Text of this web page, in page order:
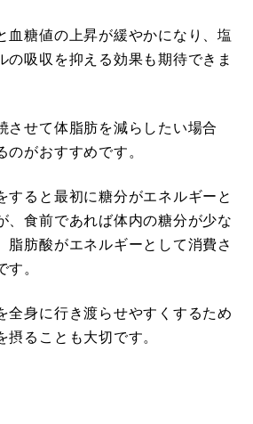
血糖値の上昇が緩やかになり、塩
の吸収を抑える効果も期待できま
させて体脂肪を減らしたい場合
がおすすめです。
すると最初に糖分がエネルギーと
、食前であれば体内の糖分が少な
脂肪酸がエネルギーとして消費さ
。
全身に行き渡らせやすくするため
ることも大切です。